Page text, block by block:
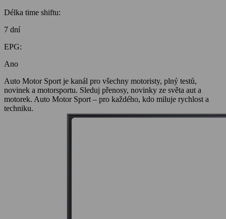
Délka time shiftu:
7 dní
EPG:
Ano
Auto Motor Sport je kanál pro všechny motoristy, plný testů,
novinek a motorsportu. Sleduj přenosy, novinky ze světa aut a
motorek. Auto Motor Sport – pro každého, kdo miluje rychlost a
techniku.